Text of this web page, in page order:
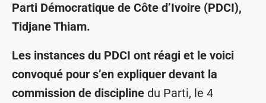
Parti Démocratique de Côte d’Ivoire (PDCI),
Tidjane Thiam.
Les instances du PDCI ont réagi et le voici
convoqué pour s’en expliquer devant la
commission de discipline du Parti, le 4